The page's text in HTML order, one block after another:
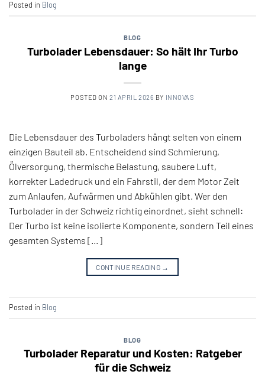
Posted in Blog
BLOG
Turbolader Lebensdauer: So hält Ihr Turbo
lange
POSTED ON21 APRIL 2026 BY INNOVAS
Die Lebensdauer des Turboladers hängt selten von einem
einzigen Bauteil ab. Entscheidend sind Schmierung,
Ölversorgung, thermische Belastung, saubere Luft,
korrekter Ladedruck und ein Fahrstil, der dem Motor Zeit
zum Anlaufen, Aufwärmen und Abkühlen gibt. Wer den
Turbolader in der Schweiz richtig einordnet, sieht schnell:
Der Turbo ist keine isolierte Komponente, sondern Teil eines
gesamten Systems […]
CONTINUE READING →
Posted in Blog
BLOG
Turbolader Reparatur und Kosten: Ratgeber
für die Schweiz